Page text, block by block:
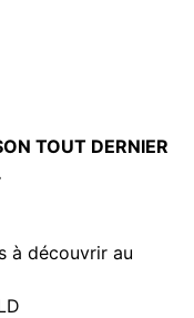
TOUT DERNIER
à découvrir au